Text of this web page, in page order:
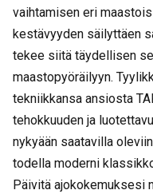
vaihtamisen eri
kestävyyden säilyttäen
tekee siitä täydellisen
maastopyöräilyyn.
tekniikkansa ansiosta
tehokkuuden ja
nykyään saatavilla
todella moderni
Päivitä ajokokemuksesi